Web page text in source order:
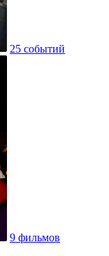
25 событий
9 фильмов